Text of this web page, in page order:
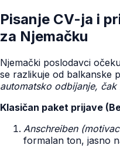
Pisanje CV-ja i
za Njemačku
Njemački poslodavci
se razlikuje od balkanske
automatsko odbijanje,
Klasičan paket prijave
Anschreiben
formalan ton, jasno